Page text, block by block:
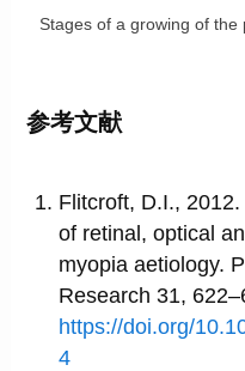
Stages of a growing of
参考文献
Flitcroft, D.I.,
of retinal, optical
myopia aetiology.
Research 31,
https://doi.org/
4